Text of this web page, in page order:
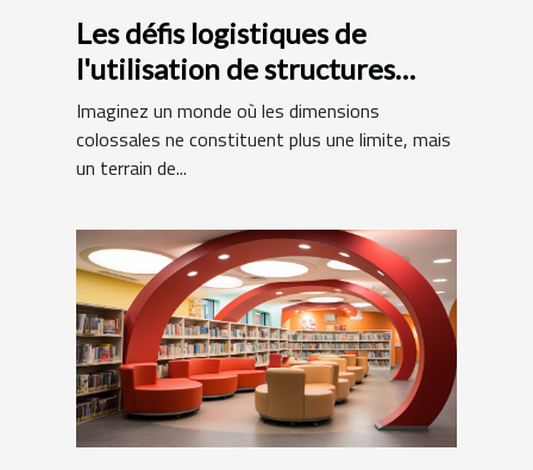
Les défis logistiques de
l'utilisation de structures
gonflables de grande taille
Imaginez un monde où les dimensions
colossales ne constituent plus une limite, mais
un terrain de...